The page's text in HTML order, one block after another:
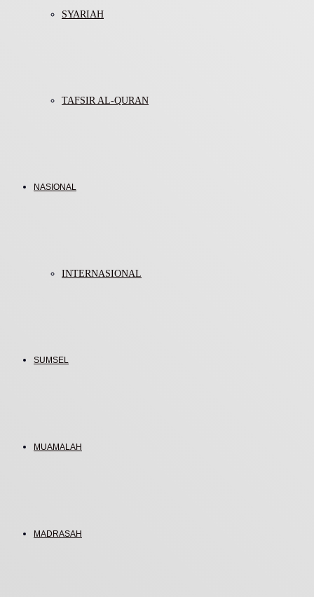
SYARIAH
TAFSIR AL-QURAN
NASIONAL
INTERNASIONAL
SUMSEL
MUAMALAH
MADRASAH